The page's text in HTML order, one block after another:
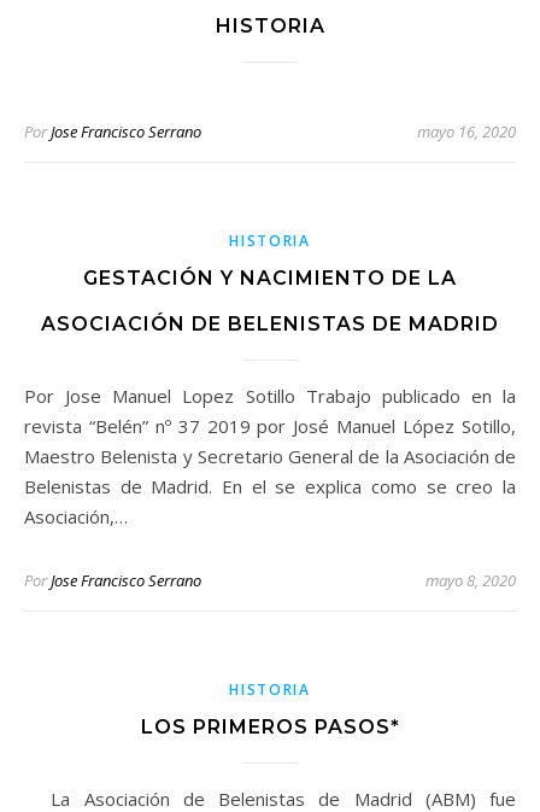
HISTORIA
PorJose Francisco Serrano mayo 16, 2020
HISTORIA
GESTACIÓN Y NACIMIENTO DE LA
ASOCIACIÓN DE BELENISTAS DE MADRID
Por Jose Manuel Lopez Sotillo Trabajo publicado en la
revista “Belén” nº 37 2019 por José Manuel López Sotillo,
Maestro Belenista y Secretario General de la Asociación de
Belenistas de Madrid. En el se explica como se creo la
Asociación,…
PorJose Francisco Serrano mayo 8, 2020
HISTORIA
LOS PRIMEROS PASOS*
La Asociación de Belenistas de Madrid (ABM) fue